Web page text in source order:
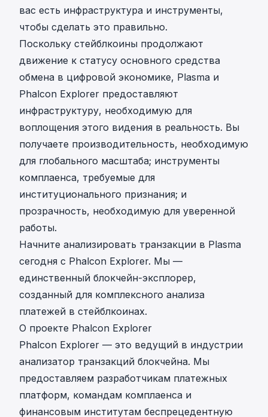
вас есть инфраструктура и инструменты,
чтобы сделать это правильно.
Поскольку стейблкоины продолжают
движение к статусу основного средства
обмена в цифровой экономике, Plasma и
Phalcon Explorer предоставляют
инфраструктуру, необходимую для
воплощения этого видения в реальность. Вы
получаете производительность, необходимую
для глобального масштаба; инструменты
комплаенса, требуемые для
институционального признания; и
прозрачность, необходимую для уверенной
работы.
Начните анализировать транзакции в Plasma
сегодня с Phalcon Explorer. Мы —
единственный блокчейн-эксплорер,
созданный для комплексного анализа
платежей в стейблкоинах.
О проекте Phalcon Explorer
Phalcon Explorer — это ведущий в индустрии
анализатор транзакций блокчейна. Мы
предоставляем разработчикам платежных
платформ, командам комплаенса и
финансовым институтам беспрецедентную